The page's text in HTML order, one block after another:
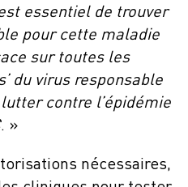
essentiel de trouver
pour cette maladie
sur toutes les
du virus responsable
contre l’épidémie
. »
nécessaires,